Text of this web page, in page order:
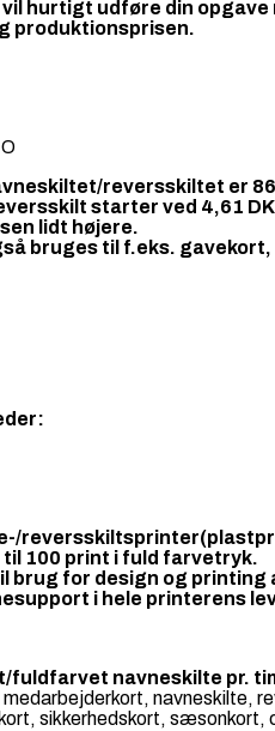
hurtigt udføre din
produktionsprisen.
reversskiltet er 86
starter ved 4,61
lidt højere.
bruges til f.eks.
100 print i fuld farvetryk.
brug for design og printing
i hele printerens
fuldfarvet navneskilte pr.
medarbejderkort,
sikkerhedskort,